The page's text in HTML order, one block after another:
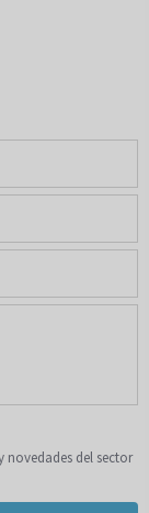
novedades del sector